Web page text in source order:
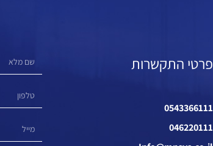
פרטי התקשרות
0543366111
046220111